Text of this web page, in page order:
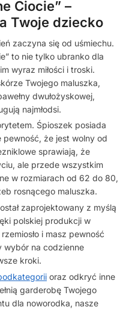
Ciocie” –
Twoje dziecko
zaczyna się od uśmiechu.
to nie tylko ubranko dla
wyraz miłości i troski.
Twojego maluszka,
dwułożyskowej,
najmłodsi.
Śpioszek posiada
że jest wolny od
sprawiają, że
ale przede wszystkim
w rozmiarach od 62 do 80,
rosnącego maluszka.
zaprojektowany z myślą
polskiej produkcji w
i masz pewność
wybór na codzienne
kroki.
oraz odkryć inne
garderobę Twojego
dla noworodka, nasze